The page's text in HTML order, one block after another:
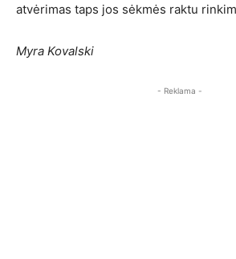
atvėrimas taps jos sėkmės raktu
Myra Kovalski
- Reklama -